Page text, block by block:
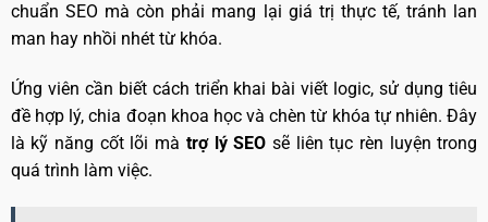
chuẩn SEO mà còn phải mang lại giá trị thực tế, tránh lan
man hay nhồi nhét từ khóa.
Ứng viên cần biết cách triển khai bài viết logic, sử dụng tiêu
đề hợp lý, chia đoạn khoa học và chèn từ khóa tự nhiên. Đây
là kỹ năng cốt lõi mà trợ lý SEO sẽ liên tục rèn luyện trong
quá trình làm việc.